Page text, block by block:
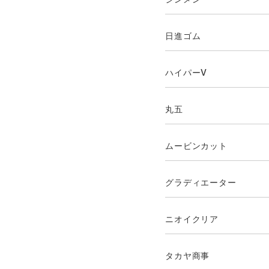
日進ゴム
ハイパーV
丸五
ムービンカット
グラディエーター
ニオイクリア
タカヤ商事